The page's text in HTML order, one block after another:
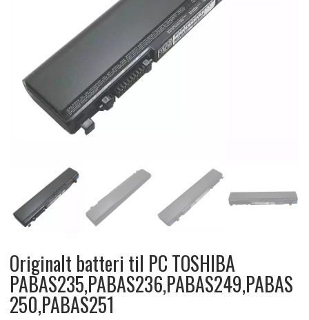
Originalt batteri til PC TOSHIBA
PABAS235,PABAS236,PABAS249,PABAS
250,PABAS251